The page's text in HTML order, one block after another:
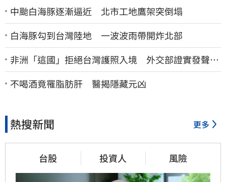
中颱白海豚逐漸逼近 北市工地鷹架突倒塌
白海豚勾到台灣陸地 一波波雨帶開炸北部
非洲「這國」拒絕台灣護照入境 外交部證實發聲
了：持續交涉聯繫
不喝酒竟罹脂肪肝 醫揭隱藏元凶
熱搜新聞 更多
台股 投資人 風險